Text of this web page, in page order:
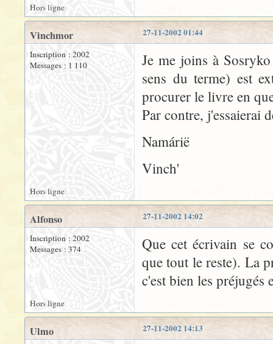
Hors ligne
27-11-2002 01:44
Vinchmor
Inscription : 2002
Messages : 1 110
Je me joins à
sens du terme) est
procurer le livre en
Par contre, j'essaierai
Namárië
Vinch'
Hors ligne
27-11-2002 14:02
Alfonso
Inscription : 2002
Messages : 374
Que cet écrivain se
que tout le reste). La
c'est bien les préjugés
Hors ligne
27-11-2002 14:13
Ulmo